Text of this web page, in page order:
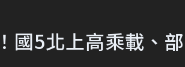
國5北上高乘載、